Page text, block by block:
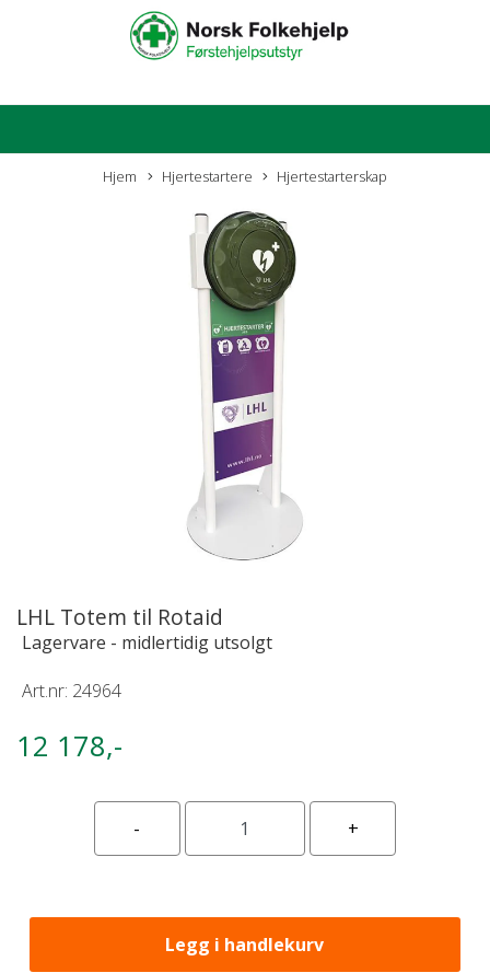
Hjem Hjertestartere Hjertestarterskap
LHL Totem til Rotaid
Lagervare - midlertidig utsolgt
Art.nr: 24964
12 178,-
Legg i handlekurv